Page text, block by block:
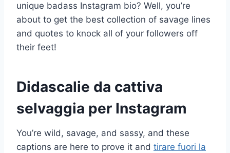
unique badass Instagram bio? Well, you’re
about to get the best collection of savage lines
and quotes to knock all of your followers off
their feet!
Didascalie da cattiva
selvaggia per Instagram
You’re wild, savage, and sassy, and these
captions are here to prove it and tirare fuori la